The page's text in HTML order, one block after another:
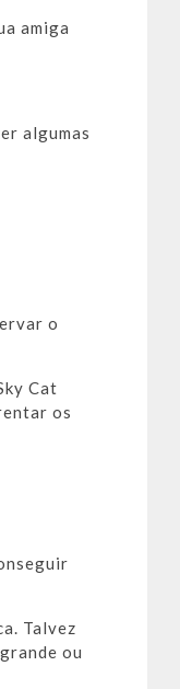
amiga
algumas
o
Cat
os
Talvez
ou